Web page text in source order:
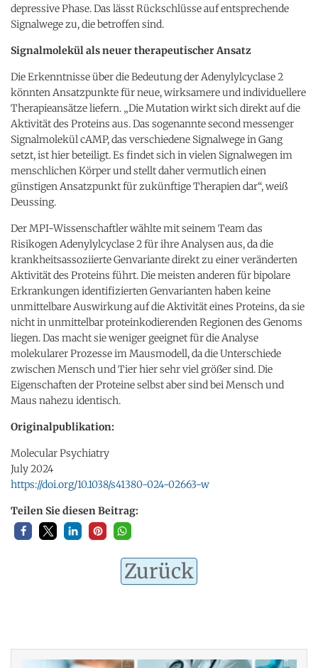
depressive Phase. Das lässt Rückschlüsse auf entsprechende
Signalwege zu, die betroffen sind.
Signalmolekül als neuer therapeutischer Ansatz
Die Erkenntnisse über die Bedeutung der Adenylylcyclase 2
könnten Ansatzpunkte für neue, wirksamere und individuellere
Therapieansätze liefern. „Die Mutation wirkt sich direkt auf die
Aktivität des Proteins aus. Das sogenannte second messenger
Signalmolekül cAMP, das verschiedene Signalwege in Gang
setzt, ist hier beteiligt. Es findet sich in vielen Signalwegen im
menschlichen Körper und stellt daher vermutlich einen
günstigen Ansatzpunkt für zukünftige Therapien dar“, weiß
Deussing.
Der MPI-Wissenschaftler wählte mit seinem Team das
Risikogen Adenylylcyclase 2 für ihre Analysen aus, da die
krankheitsassoziierte Genvariante direkt zu einer veränderten
Aktivität des Proteins führt. Die meisten anderen für bipolare
Erkrankungen identifizierten Genvarianten haben keine
unmittelbare Auswirkung auf die Aktivität eines Proteins, da sie
nicht in unmittelbar proteinkodierenden Regionen des Genoms
liegen. Das macht sie weniger geeignet für die Analyse
molekularer Prozesse im Mausmodell, da die Unterschiede
zwischen Mensch und Tier hier sehr viel größer sind. Die
Eigenschaften der Proteine selbst aber sind bei Mensch und
Maus nahezu identisch.
Originalpublikation:
Molecular Psychiatry
July 2024
https://doi.org/10.1038/s41380-024-02663-w
Teilen Sie diesen Beitrag:
Zurück